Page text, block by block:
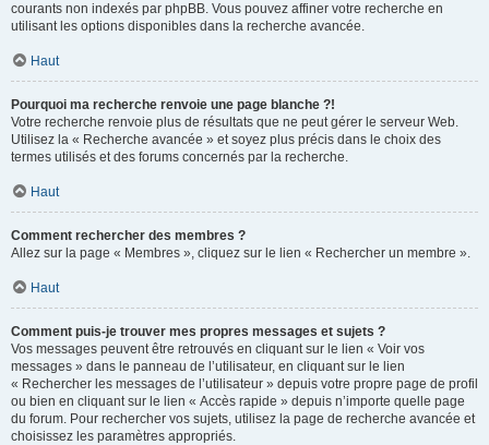
courants non indexés par phpBB. Vous pouvez affiner votre recherche en
utilisant les options disponibles dans la recherche avancée.
Haut
Pourquoi ma recherche renvoie une page blanche ?!
Votre recherche renvoie plus de résultats que ne peut gérer le serveur Web.
Utilisez la « Recherche avancée » et soyez plus précis dans le choix des
termes utilisés et des forums concernés par la recherche.
Haut
Comment rechercher des membres ?
Allez sur la page « Membres », cliquez sur le lien « Rechercher un membre ».
Haut
Comment puis-je trouver mes propres messages et sujets ?
Vos messages peuvent être retrouvés en cliquant sur le lien « Voir vos
messages » dans le panneau de l’utilisateur, en cliquant sur le lien
« Rechercher les messages de l’utilisateur » depuis votre propre page de profil
ou bien en cliquant sur le lien « Accès rapide » depuis n’importe quelle page
du forum. Pour rechercher vos sujets, utilisez la page de recherche avancée et
choisissez les paramètres appropriés.